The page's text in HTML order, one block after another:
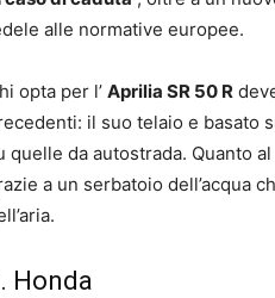
alle normative europee.
opta per l’ Aprilia SR 50 R
il suo telaio e basato
quelle da autostrada. Quanto
a un serbatoio dell’acqua
Honda